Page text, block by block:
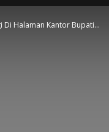
Di Halaman Kantor Bupati...